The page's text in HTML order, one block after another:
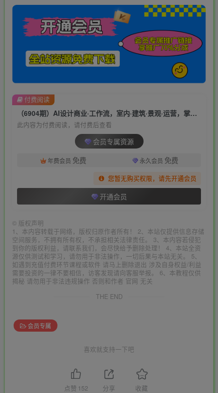
（6904期）AI设计商业·工作流，室内·建筑·景观·运营，掌握五大主流AI设计工具
此内容为付费阅读，请付费后查看
会员专属资源
年费会员 免费 永久会员 免费
您暂无购买权限，请先开通会员
开通会员
付费阅读
© 版权声明
1、本内容转载于网络，版权归原作者所有！ 2、本站仅提供信息存储
空间服务，不拥有所有权，不承担相关法律责任。 3、本内容若侵犯
到你的版权利益，请联系我们，会尽快给予删除处理！ 4、本站全资
源仅供测试和学习，请勿用于非法操作，一切后果与本站无关。 5、
如遇到充值付费环节课程或软件 请马上删除退出 涉及自身权益/利益
需要投资的一律不要相信，访客发现请向客服举报。 6、本教程仅供
揭秘 请勿用于非法违规操作 否则和作者 官网 无关
THE END
会员专属
喜欢就支持一下吧
点赞 152 分享 收藏